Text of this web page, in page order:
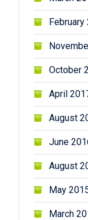
February
October
April
August
June
August
May
March